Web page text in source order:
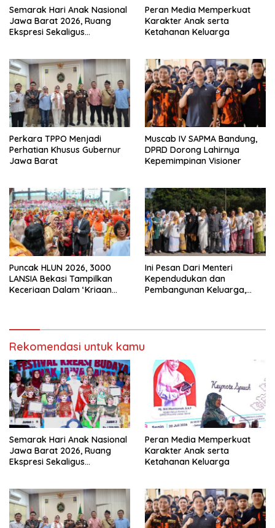
Semarak Hari Anak Nasional
Jawa Barat 2026, Ruang
Ekspresi Sekaligus
Peran Media Memperkuat
Karakter Anak serta
Ketahanan Keluarga
Perkara TPPO Menjadi
Perhatian Khusus Gubernur
Jawa Barat
Muscab IV SAPMA Bandung,
DPRD Dorong Lahirnya
Kepemimpinan Visioner
Puncak HLUN 2026, 3000
LANSIA Bekasi Tampilkan
Keceriaan Dalam ‘Kriaan
Ini Pesan Dari Menteri
Kependudukan dan
Pembangunan Keluarga,
Rekomendasi untuk kamu
Semarak Hari Anak Nasional
Jawa Barat 2026, Ruang
Ekspresi Sekaligus
Peran Media Memperkuat
Karakter Anak serta
Ketahanan Keluarga